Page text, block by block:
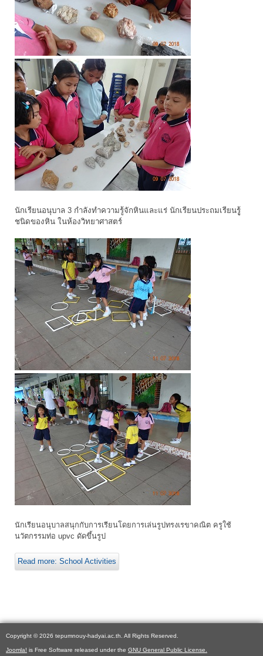
นักเรียนอนุบาล 3 กำลังทำความรู้จักหินและแร่ นักเรียนประถมเรียนรูู้
ชนิดของหิน ในห้องวิทยาศาสตร์
นักเรียนอนุบาลสนุกกับการเรียนโดยการเล่นรูปทรงเรขาคณิต ครูใช้
นวัตกรรมท่อ upvc ดัดขึ้นรูป
Read more: School Activities
Copyright © 2026 tepumnouy-hadyai.ac.th. All Rights Reserved.
Joomla! is Free Software released under the GNU General Public License.